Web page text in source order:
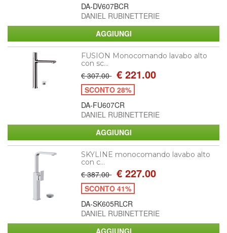
DA-DV607BCR
DANIEL RUBINETTERIE
FUSION Monocomando lavabo alto
con sc...
€ 307.00 € 221.00
SCONTO 28%
DA-FU607CR
DANIEL RUBINETTERIE
SKYLINE monocomando lavabo alto
con c...
€ 387.00 € 227.00
SCONTO 41%
DA-SK605RLCR
DANIEL RUBINETTERIE